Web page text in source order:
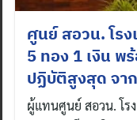
ศูนย์ สอวน. โร
5 ทอง 1 เงิน พ
ปฏิบัติสูงสุด จา
ผู้แทนศูนย์ สอวน. โร